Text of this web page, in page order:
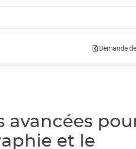
request_quoteDemande
avancées
et le